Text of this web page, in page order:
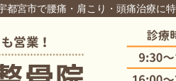
都宮市で腰痛・肩こり・頭痛治療に